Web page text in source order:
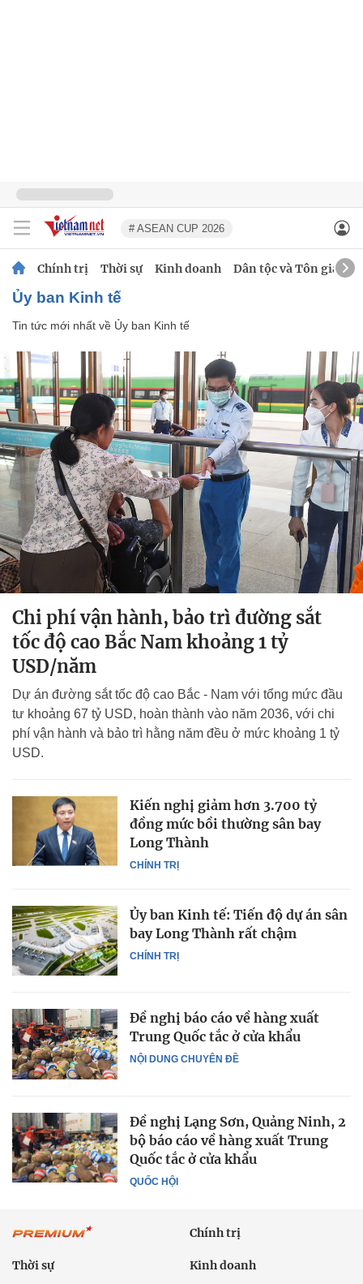
# ASEAN CUP 2026
Chính trị Thời sự Kinh doanh Dân tộc và Tôn giáo
Ủy ban Kinh tế
Tin tức mới nhất về Ủy ban Kinh tế
Chi phí vận hành, bảo trì đường sắt
tốc độ cao Bắc Nam khoảng 1 tỷ
USD/năm
Dự án đường sắt tốc độ cao Bắc - Nam với tổng mức đầu
tư khoảng 67 tỷ USD, hoàn thành vào năm 2036, với chi
phí vận hành và bảo trì hằng năm đều ở mức khoảng 1 tỷ
USD.
CHÍNH TRỊ
Kiến nghị giảm hơn 3.700 tỷ
đồng mức bồi thường sân bay
Long Thành
CHÍNH TRỊ
Ủy ban Kinh tế: Tiến độ dự án sân
bay Long Thành rất chậm
NỘI DUNG CHUYÊN ĐỀ
Đề nghị báo cáo về hàng xuất
Trung Quốc tắc ở cửa khẩu
QUỐC HỘI
Đề nghị Lạng Sơn, Quảng Ninh, 2
bộ báo cáo về hàng xuất Trung
Quốc tắc ở cửa khẩu
Chính trị
Thời sự Kinh doanh